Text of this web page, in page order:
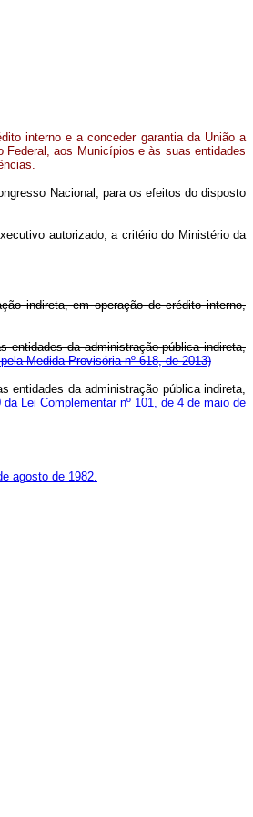
interno e a conceder garantia da União a
aos Municípios e às suas entidades
Nacional, para os efeitos do disposto
autorizado, a critério do Ministério da
indireta, em operação de crédito interno,
entidades da administração pública indireta,
Medida Provisória nº 618, de 2013)
entidades da administração pública indireta,
Lei Complementar nº 101, de 4 de maio de
agosto de 1982.